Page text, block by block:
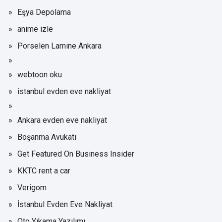
Eşya Depolama
anime izle
Porselen Lamine Ankara
webtoon oku
istanbul evden eve nakliyat
Ankara evden eve nakliyat
Boşanma Avukatı
Get Featured On Business Insider
KKTC rent a car
Verigom
İstanbul Evden Eve Nakliyat